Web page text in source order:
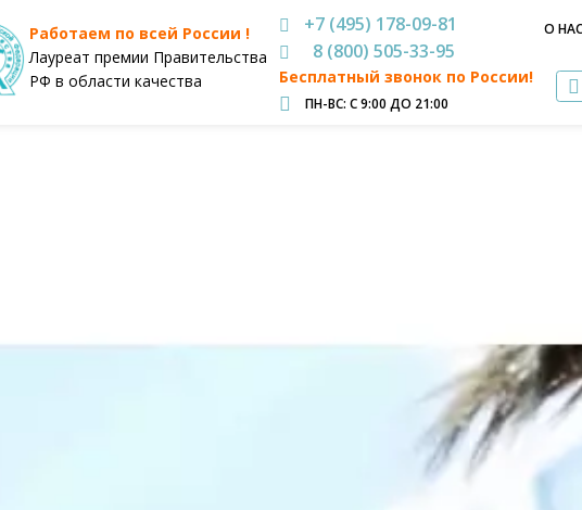
Работаем по всей России !
Лауреат премии Правительства
РФ в области качества
+7 (495) 178-09-81
8 (800) 505-33-95
Бесплатный звонок по России!
ПН-ВС: С 9:00 ДО 21:00
О НАС